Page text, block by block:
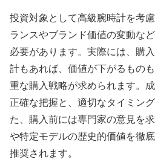
投資対象として高級腕時計を考
ランスやブランド価値の変動な
必要があります。実際には、購
計もあれば、価値が下がるもの
重な購入戦略が求められます。
正確な把握と、適切なタイミン
た、購入前には専門家の意見を
や特定モデルの歴史的価値を徹
推奨されます。